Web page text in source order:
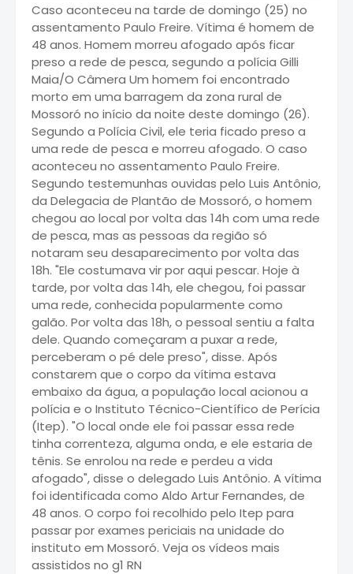
Caso aconteceu na tarde de domingo (25) no
assentamento Paulo Freire. Vítima é homem de
48 anos. Homem morreu afogado após ficar
preso a rede de pesca, segundo a polícia Gilli
Maia/O Câmera Um homem foi encontrado
morto em uma barragem da zona rural de
Mossoró no início da noite deste domingo (26).
Segundo a Polícia Civil, ele teria ficado preso a
uma rede de pesca e morreu afogado. O caso
aconteceu no assentamento Paulo Freire.
Segundo testemunhas ouvidas pelo Luis Antônio,
da Delegacia de Plantão de Mossoró, o homem
chegou ao local por volta das 14h com uma rede
de pesca, mas as pessoas da região só
notaram seu desaparecimento por volta das
18h. "Ele costumava vir por aqui pescar. Hoje à
tarde, por volta das 14h, ele chegou, foi passar
uma rede, conhecida popularmente como
galão. Por volta das 18h, o pessoal sentiu a falta
dele. Quando começaram a puxar a rede,
perceberam o pé dele preso", disse. Após
constarem que o corpo da vítima estava
embaixo da água, a população local acionou a
polícia e o Instituto Técnico-Científico de Perícia
(Itep). "O local onde ele foi passar essa rede
tinha correnteza, alguma onda, e ele estaria de
tênis. Se enrolou na rede e perdeu a vida
afogado", disse o delegado Luis Antônio. A vítima
foi identificada como Aldo Artur Fernandes, de
48 anos. O corpo foi recolhido pelo Itep para
passar por exames periciais na unidade do
instituto em Mossoró. Veja os vídeos mais
assistidos no g1 RN